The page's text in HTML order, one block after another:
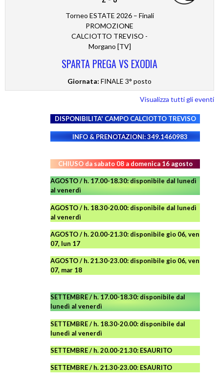
Torneo ESTATE 2026 – Finali
PROMOZIONE
CALCIOTTO TREVISO -
Morgano [TV]
SPARTA PREGA VS EXODIA
Giornata: FINALE 3° posto
Visualizza tutti gli eventi
DISPONIBILITA' CAMPO CALCIOTTO TREVISO
INFO & PRENOTAZIONI: 349.1460983
CHIUSO da sabato 08 a domenica 16 agosto
AGOSTO / h. 17.00-18.30: disponibile dal lunedì
al venerdì
AGOSTO / h. 18.30-20.00: disponibile dal lunedì
al venerdì
AGOSTO / h. 20.00-21.30: disponibile gio 06, ven
07, lun 17
AGOSTO / h. 21.30-23.00: disponibile gio 06, ven
07, mar 18
SETTEMBRE / h. 17.00-18.30: disponibile dal
lunedì al venerdì
SETTEMBRE / h. 18.30-20.00: disponibile dal
lunedì al venerdì
SETTEMBRE / h. 20.00-21.30: ESAURITO
SETTEMBRE / h. 21.30-23.00: ESAURITO